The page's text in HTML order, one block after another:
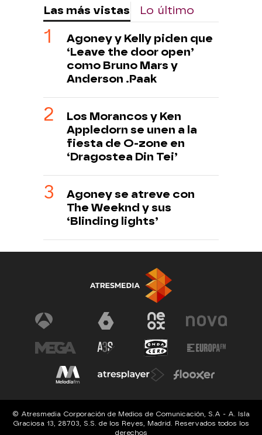
Las más vistas Lo último
Agoney y Kelly piden que
‘Leave the door open’
como Bruno Mars y
Anderson .Paak
Los Morancos y Ken
Appledorn se unen a la
fiesta de O-zone en
‘Dragostea Din Tei’
Agoney se atreve con
The Weeknd y sus
‘Blinding lights’
© Atresmedia Corporación de Medios de Comunicación, S.A - A. Isla
Graciosa 13, 28703, S.S. de los Reyes, Madrid. Reservados todos los
derechos